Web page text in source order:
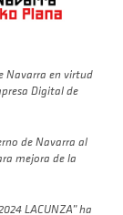
Navarra en virtud
Digital de
de Navarra al
mejora de la
LACUNZA” ha